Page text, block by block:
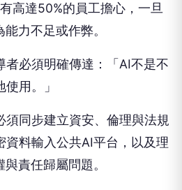
高達50%的員工擔心，一旦
力不足或作弊。
者必須明確傳達：「AI不是不
用。」
須同步建立資安、倫理與法規
資料輸入公共AI平台，以及理
責任歸屬問題。